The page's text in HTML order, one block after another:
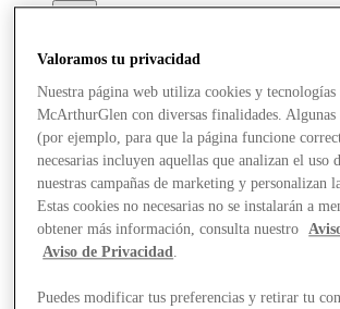
Valoramos tu privacidad
Nuestra página web utiliza cookies y
McArthurGlen con diversas finalidades. Algunas
(por ejemplo, para que la página funcione
necesarias incluyen aquellas que analizan el uso
nuestras campañas de marketing y personalizan
Estas cookies no necesarias no se instalarán a
obtener más información, consulta nuestro
Aviso de Privacidad
Puedes modificar tus preferencias y retirar tu